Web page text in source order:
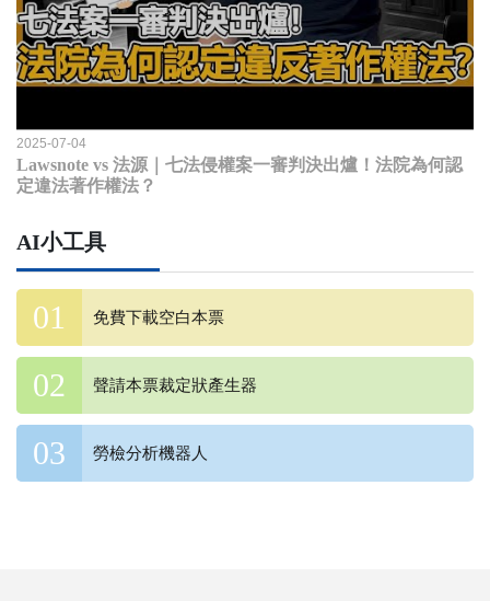
2025-07-04
Lawsnote vs 法源｜七法侵權案一審判決出爐！法院為何認
定違法著作權法？
AI小工具
免費下載空白本票
聲請本票裁定狀產生器
勞檢分析機器人